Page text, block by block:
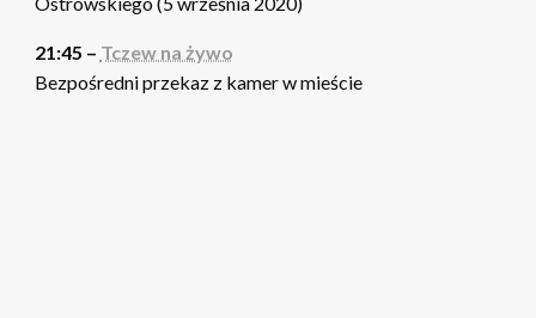
21:45 – Tczew na żywo
Bezpośredni przekaz z kamer w mieście